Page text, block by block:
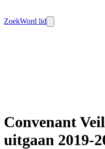
ZoekWord lid
Convenant
uitgaan 2019-